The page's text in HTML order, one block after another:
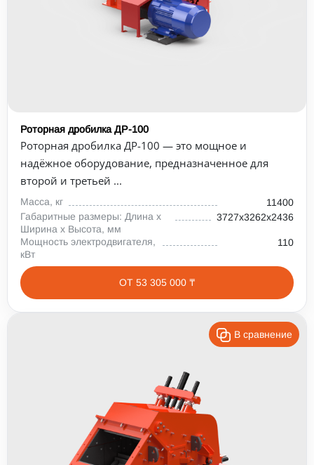
Роторная дробилка ДР-100
Роторная дробилка ДР-100 — это мощное и
надёжное оборудование, предназначенное для
второй и третьей ...
Масса, кг
11400
Габаритные размеры: Длина х
Ширина х Высота, мм
3727х3262х2436
Мощность электродвигателя,
кВт
110
ОТ 53 305 000 ₸
В сравнение